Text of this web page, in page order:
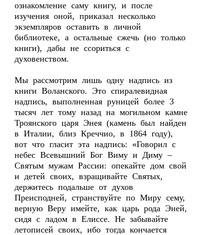
ознакомление саму книгу, и после
изучения оной, приказал несколько
экземпляров оставить в личной
библиотеке, а остальные сжечь (но только
книги), дабы не ссориться с
духовенством.
Мы рассмотрим лишь одну надпись из
книги Воланского. Это спиралевидная
надпись, выполненная руницей более 3
тысяч лет тому назад на могильном камне
Троянского царя Энея (камень был найден
в Италии, близ Креччио, в 1864 году),
вот что гласит эта надпись: «Говорил с
небес Всевышний Бог Виму и Диму –
Святым мужам Рассии: опекайте дом свой
и детей своих, взращивайте Святых,
держитесь подальше от духов
Преисподней, странствуйте по Миру сему,
верную Веру имейте, как царь рода Эней,
сидя с ладом в Елиссе. Не забывайте
летописей своих, ибо тогда кончается